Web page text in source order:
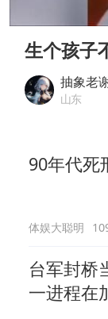
生个孩子
抽象老
山东
90年代死
体娱大聪明
台军封桥
一进程在